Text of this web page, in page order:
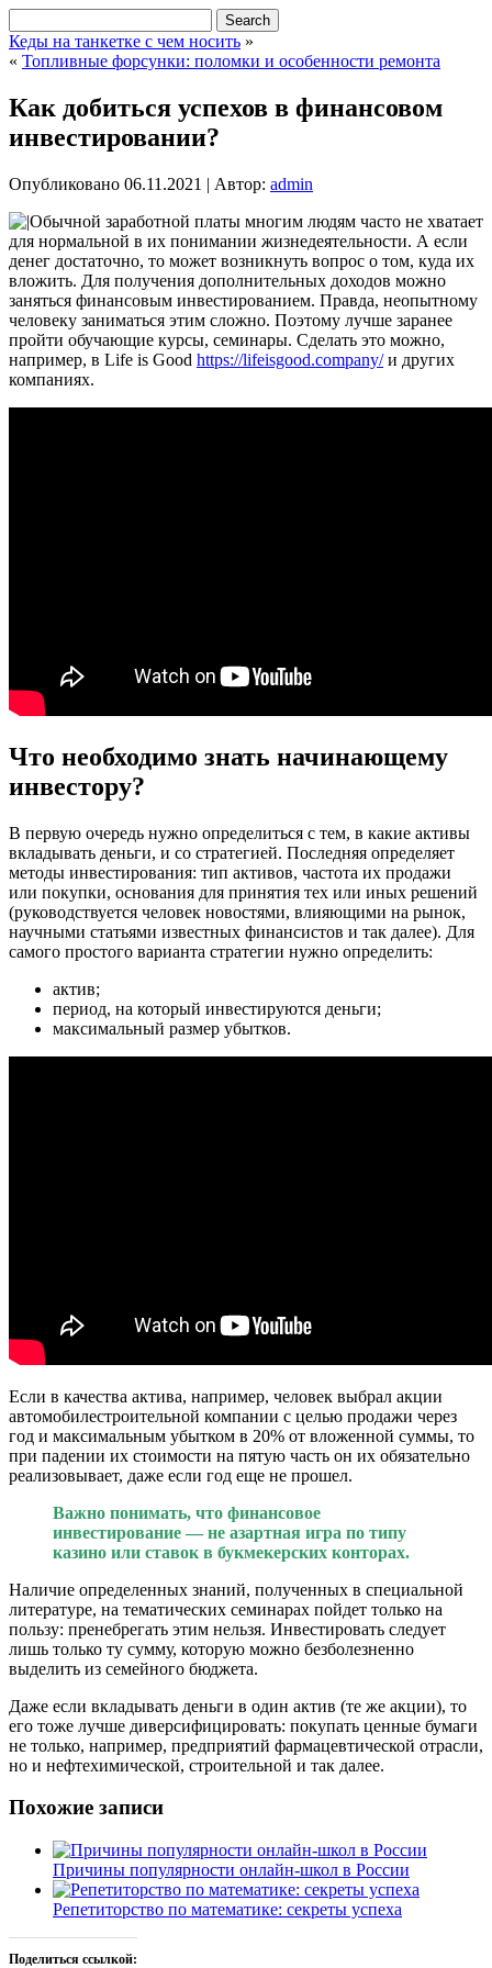
Кеды на танкетке с чем носить »
« Топливные форсунки: поломки и особенности ремонта
Как добиться успехов в финансовом
инвестировании?
Опубликовано 06.11.2021 | Автор: admin
Обычной заработной платы многим людям часто не хватает
для нормальной в их понимании жизнедеятельности. А если
денег достаточно, то может возникнуть вопрос о том, куда их
вложить. Для получения дополнительных доходов можно
заняться финансовым инвестированием. Правда, неопытному
человеку заниматься этим сложно. Поэтому лучше заранее
пройти обучающие курсы, семинары. Сделать это можно,
например, в Life is Good https://lifeisgood.company/и других
компаниях.
Что необходимо знать начинающему
инвестору?
В первую очередь нужно определиться с тем, в какие активы
вкладывать деньги, и со стратегией. Последняя определяет
методы инвестирования: тип активов, частота их продажи
или покупки, основания для принятия тех или иных решений
(руководствуется человек новостями, влияющими на рынок,
научными статьями известных финансистов и так далее). Для
самого простого варианта стратегии нужно определить:
актив;
период, на который инвестируются деньги;
максимальный размер убытков.
Если в качества актива, например, человек выбрал акции
автомобилестроительной компании с целью продажи через
год и максимальным убытком в 20% от вложенной суммы, то
при падении их стоимости на пятую часть он их обязательно
реализовывает, даже если год еще не прошел.
Важно понимать, что финансовое
инвестирование — не азартная игра по типу
казино или ставок в букмекерских конторах.
Наличие определенных знаний, полученных в специальной
литературе, на тематических семинарах пойдет только на
пользу: пренебрегать этим нельзя. Инвестировать следует
лишь только ту сумму, которую можно безболезненно
выделить из семейного бюджета.
Даже если вкладывать деньги в один актив (те же акции), то
его тоже лучше диверсифицировать: покупать ценные бумаги
не только, например, предприятий фармацевтической отрасли,
но и нефтехимической, строительной и так далее.
Похожие записи
Причины популярности онлайн-школ в России
Репетиторство по математике: секреты успеха
Поделиться ссылкой: